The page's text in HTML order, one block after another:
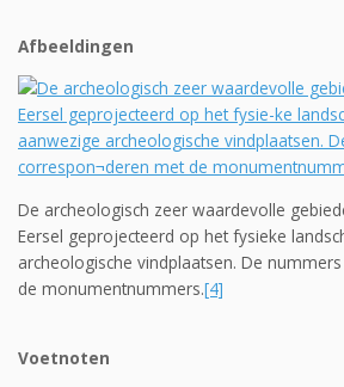
Afbeeldingen
De archeologisch zeer waardevolle
Eersel geprojecteerd op het fysie­ke
archeologische vindplaatsen. De
de monumentnummers.[4]
Voetnoten